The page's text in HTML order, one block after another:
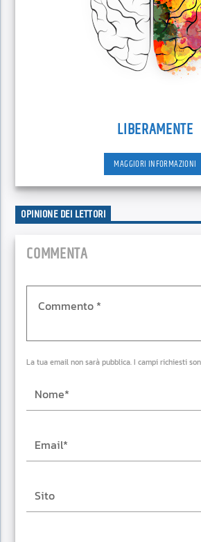
LIBERAMENTE
MAGGIORI INFORMAZIONI
OPINIONE DEI LETTORI
COMMENTA
La tua email non sarà pubblica. I campi richiesti